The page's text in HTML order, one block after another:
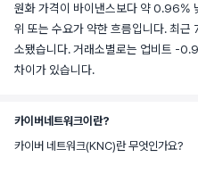
원화 가격이 바이낸스보다 약 0.96%
위 또는 수요가 약한 흐름입니다. 최
소됐습니다. 거래소별로는 업비트 -
차이가 있습니다.
카이버네트워크이란?
카이버 네트워크(KNC)란 무엇인가요?